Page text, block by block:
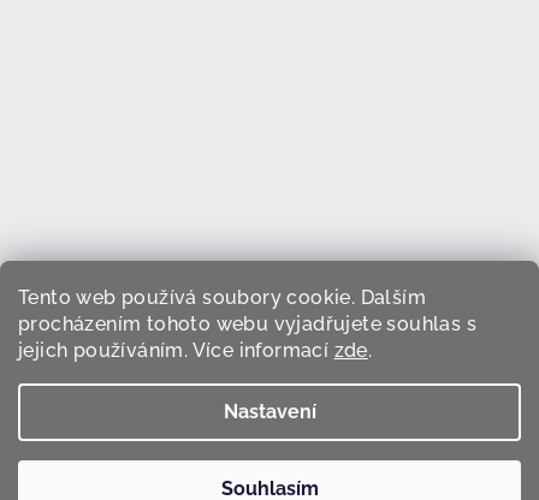
Tento web používá soubory cookie. Dalším
procházením tohoto webu vyjadřujete souhlas s
jejich používáním. Více informací zde.
Nastavení
Souhlasím
Sledovat na Instagramu